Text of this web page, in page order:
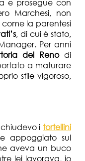
e prosegue con
Marchesi, non
come la parentesi
, di cui è stato,
Per anni
del Renodi
a maturare
stile vigoroso,
i tortellini
appoggiato sul
aveva un buco
lei lavorava, io